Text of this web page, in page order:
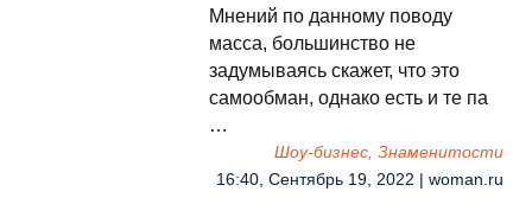
Мнений по данному поводу
масса, большинство не
задумываясь скажет, что это
самообман, однако есть и те па
…
Шоу-бизнес, Знаменитости
16:40, Сентябрь 19, 2022 | woman.ru